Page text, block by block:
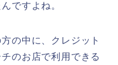
ですよね。
の中に、クレジット
のお店で利用できる